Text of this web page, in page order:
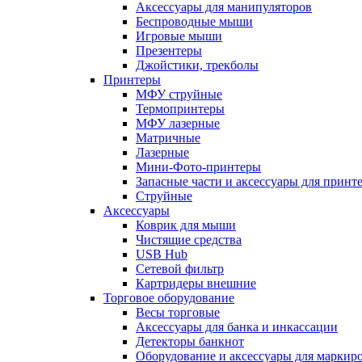
Аксессуары для манипуляторов
Беспроводные мыши
Игровые мыши
Презентеры
Джойстики, трекболы
Принтеры
МФУ струйные
Термопринтеры
МФУ лазерные
Матричные
Лазерные
Мини-Фото-принтеры
Запасные части и аксессуары для
Струйные
Аксессуары
Коврик для мыши
Чистящие средства
USB Hub
Сетевой фильтр
Картридеры внешние
Торговое оборудование
Весы торговые
Аксессуары для банка и инкассации
Детекторы банкнот
Оборудование и аксессуары для